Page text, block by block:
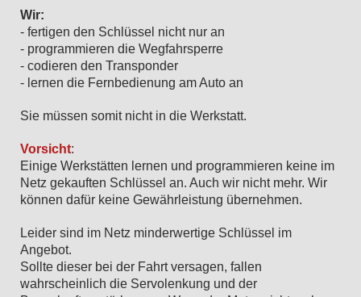
Wir:
- fertigen den Schlüssel nicht nur an
- programmieren die Wegfahrsperre
- codieren den Transponder
- lernen die Fernbedienung am Auto an
Sie müssen somit nicht in die Werkstatt.
Vorsicht:
Einige Werkstätten lernen und programmieren keine im
Netz gekauften Schlüssel an. Auch wir nicht mehr. Wir
können dafür keine Gewährleistung übernehmen.
Leider sind im Netz minderwertige Schlüssel im
Angebot.
Sollte dieser bei der Fahrt versagen, fallen
wahrscheinlich die Servolenkung und der